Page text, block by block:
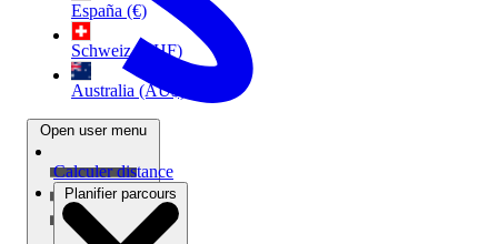
España (€)
Schweiz (CHF)
Australia (AU$)
Open user menu
Calculer distance
Planifier parcours